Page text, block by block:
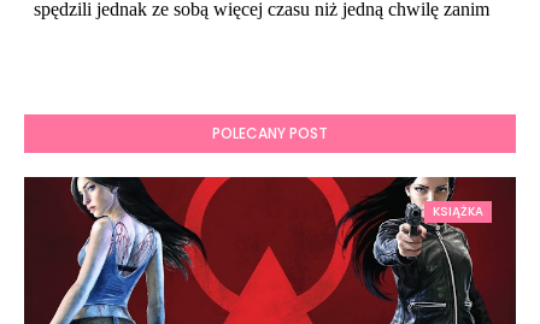
POLECANY POST
KSIĄŻKA